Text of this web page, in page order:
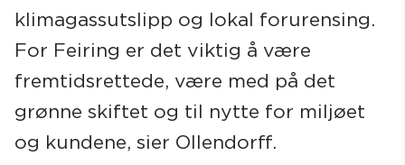
klimagassutslipp og lokal forurensing.
For Feiring er det viktig å være
fremtidsrettede, være med på det
grønne skiftet og til nytte for miljøet
og kundene, sier Ollendorff.